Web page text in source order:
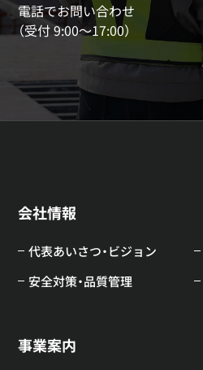
電話でお問い合わせ
（受付 9:00～17:00）
会社情報
代表あいさつ・ビジョン
安全対策・品質管理
事業案内